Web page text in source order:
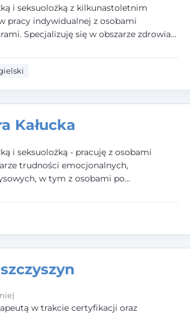
i seksuolożką z kilkunastoletnim
pracy indywidualnej z osobami
Specjalizuję się w obszarze zdrowia
kryzysów życiowych i wypalenia
w języku polskim i angielskim, w
opartym na partnerstwie i
Kałucka
i seksuolożką - pracuję z osobami
trudności emocjonalnych,
w tym z osobami po
Ukończyłam psychologię
podyplomowe z interwencji kryzysowej
na SWPS we Wrocławiu. W pracy
w trakcie certyfikacji oraz